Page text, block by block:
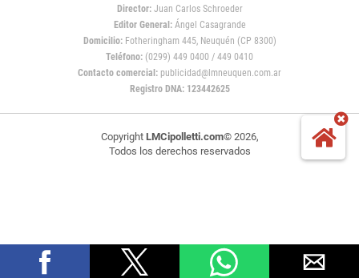
Director: Juan Carlos Schroeder
Editor General:Ángel Casagrande
Domicilio:Fotheringham 445, Neuquén (CP 8300)
Teléfono: (0299) 449 0400 / 449 0410
Contacto comercial: publicidad@lmneuquen.com.ar
Registro DNA: 123442625
Copyright LMCipolletti.com© 2026,
Todos los derechos reservados